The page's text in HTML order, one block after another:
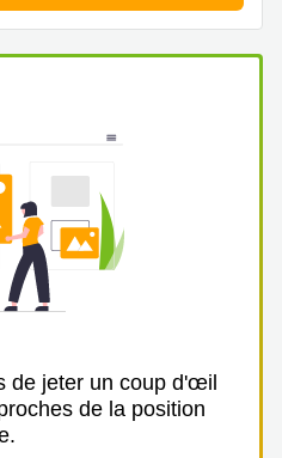
de jeter un coup d'œil
de la position